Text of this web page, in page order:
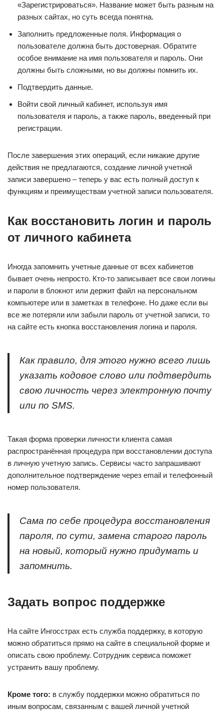
«Зарегистрироваться». Название может быть разным на
разных сайтах, но суть всегда понятна.
Заполнить предложенные поля. Информация о
пользователе должна быть достоверная. Обратите
особое внимание на имя пользователя и пароль. Они
должны быть сложными, но вы должны помнить их.
Подтвердить данные.
Войти свой личный кабинет, используя имя
пользователя и пароль, а также пароль, введенный при
регистрации.
После завершения этих операций, если никакие другие
действия не предлагаются, создание личной учетной
записи завершено – теперь у вас есть полный доступ к
функциям и преимуществам учетной записи пользователя.
Как восстановить логин и пароль
от личного кабинета
Иногда запомнить учетные данные от всех кабинетов
бывает очень непросто. Кто-то записывает все свои логины
и пароли в блокнот или держит файл на персональном
компьютере или в заметках в телефоне. Но даже если вы
все же потеряли или забыли пароль от учетной записи, то
на сайте есть кнопка восстановления логина и пароля.
Как правило, для этого нужно всего лишь
указать кодовое слово или подтвердить
свою личность через электронную почту
или по SMS.
Такая форма проверки личности клиента самая
распространённая процедура при восстановлении доступа
в личную учетную запись. Сервисы часто запрашивают
дополнительное подтверждение через email и телефонный
номер пользователя.
Сама по себе процедура восстановления
пароля, по сути, замена старого пароль
на новый, который нужно придумать и
запомнить.
Задать вопрос поддержке
На сайте Ингосстрах есть служба поддержку, в которую
можно обратиться прямо на сайте в специальной форме и
описать свою проблему. Сотрудник сервиса поможет
устранить вашу проблему.
Кроме того: в службу поддержки можно обратиться по
иным вопросам, связанным с вашей личной учетной